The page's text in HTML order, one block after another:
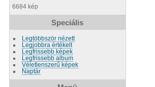
6684 kép
Speciális
Legtöbbször nézett
Legjobbra értékelt
Legfrissebb képek
Legfrissebb album
Véletlenszerű képek
Naptár